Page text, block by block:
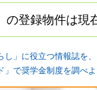
登録物件は現
」に役立つ情報誌を
で奨学金制度を調べ